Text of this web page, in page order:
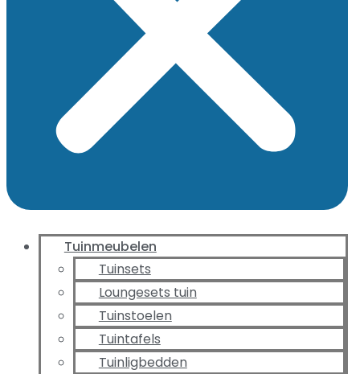
Tuinmeubelen
Tuinsets
Loungesets tuin
Tuinstoelen
Tuintafels
Tuinligbedden